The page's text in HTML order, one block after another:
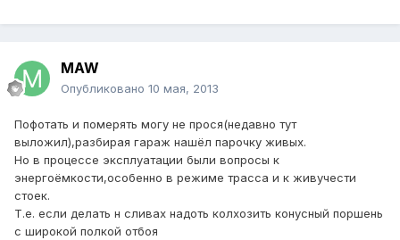
MAW
Опубликовано 10 мая, 2013
Пофотать и померять могу не прося(недавно тут
выложил),разбирая гараж нашёл парочку живых.
Но в процессе эксплуатации были вопросы к
энергоёмкости,особенно в режиме трасса и к живучести
стоек.
Т.е. если делать н сливах надоть колхозить конусный поршень
с широкой полкой отбоя